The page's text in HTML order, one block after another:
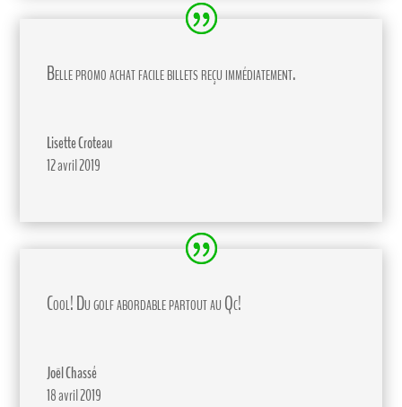
Belle promo achat facile billets reçu immédiatement.
Lisette Croteau
12 avril 2019
Cool! Du golf abordable partout au Qc!
Joël Chassé
18 avril 2019